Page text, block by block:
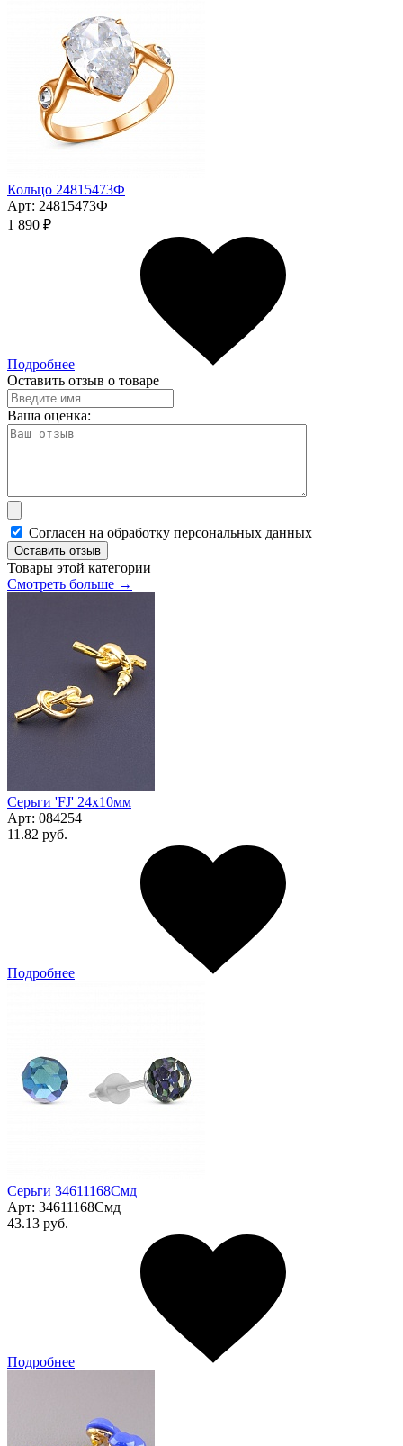
Кольцо 24815473Ф
Арт: 24815473Ф
1 890 ₽
Подробнее
Оставить отзыв о товаре
Ваша оценка:
Согласен на обработку персональных данных
Оставить отзыв
Товары этой категории
Смотреть больше →
Серьги 'FJ' 24х10мм
Арт: 084254
11.82 руб.
Подробнее
Серьги 34611168Смд
Арт: 34611168Смд
43.13 руб.
Подробнее